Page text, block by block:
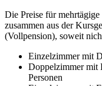
Die Preise für
zusammen aus der
(Vollpension), soweit
Einzelzimmer mit
Doppelzimmer mit
Personen